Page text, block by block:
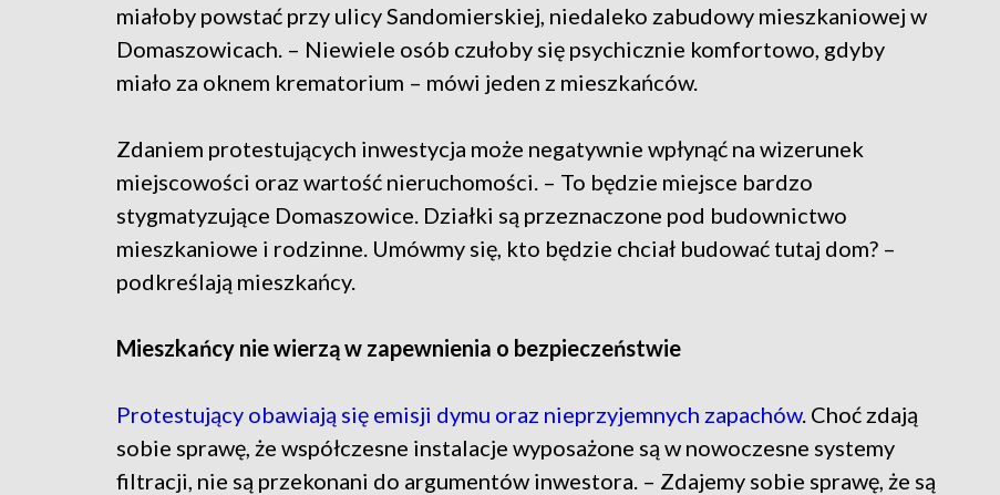
miałoby powstać przy ulicy Sandomierskiej, niedaleko zabudowy mieszkaniowej w
Domaszowicach. – Niewiele osób czułoby się psychicznie komfortowo, gdyby
miało za oknem krematorium – mówi jeden z mieszkańców.
Zdaniem protestujących inwestycja może negatywnie wpłynąć na wizerunek
miejscowości oraz wartość nieruchomości. – To będzie miejsce bardzo
stygmatyzujące Domaszowice. Działki są przeznaczone pod budownictwo
mieszkaniowe i rodzinne. Umówmy się, kto będzie chciał budować tutaj dom? –
podkreślają mieszkańcy.
Mieszkańcy nie wierzą w zapewnienia o bezpieczeństwie
Protestujący obawiają się emisji dymu oraz nieprzyjemnych zapachów. Choć zdają
sobie sprawę, że współczesne instalacje wyposażone są w nowoczesne systemy
filtracji, nie są przekonani do argumentów inwestora. – Zdajemy sobie sprawę, że są